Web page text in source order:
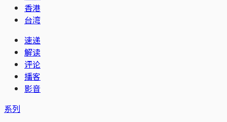
香港
台湾
速递
解读
评论
播客
影音
系列